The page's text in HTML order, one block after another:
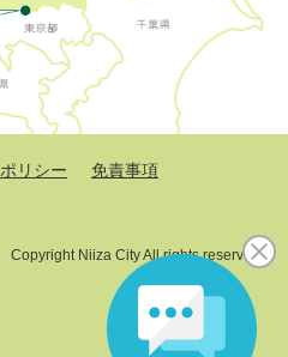
リシー
免責事項
Copyright Niiza City All rights reserved.